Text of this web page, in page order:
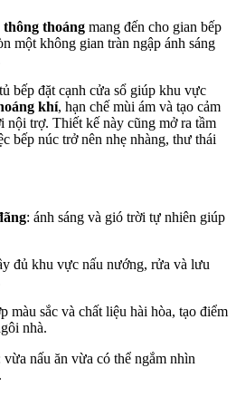
thông thoáng mang đến cho gian bếp
một không gian tràn ngập ánh sáng
bếp đặt cạnh cửa sổ giúp khu vực
khí, hạn chế mùi ám và tạo cảm
nội trợ. Thiết kế này cũng mở ra tầm
bếp núc trở nên nhẹ nhàng, thư thái
: ánh sáng và gió trời tự nhiên giúp
đủ khu vực nấu nướng, rửa và lưu
màu sắc và chất liệu hài hòa, tạo điểm
nhà.
vừa nấu ăn vừa có thể ngắm nhìn